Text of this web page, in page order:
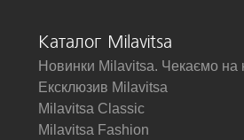
Каталог Milavitsa
Новинки Milavitsa. Чекаємо на
Ексклюзив Milavitsa
Milavitsa Classic
Milavitsa Fashion